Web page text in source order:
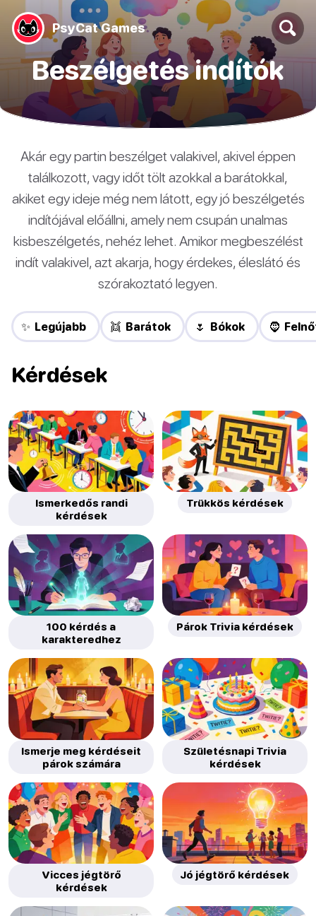
PsyCat Games
Beszélgetés indítók
Akár egy partin beszélget valakivel, akivel éppen
találkozott, vagy időt tölt azokkal a barátokkal,
akiket egy ideje még nem látott, egy jó beszélgetés
indítójával előállni, amely nem csupán unalmas
kisbeszélgetés, nehéz lehet. Amikor megbeszélést
indít valakivel, azt akarja, hogy érdekes, éleslátó és
szórakoztató legyen.
✨ Legújabb 👯 Barátok 🌷 Bókok 🧔
Kérdések
Ismerkedős randi
kérdések
Trükkös kérdések
100 kérdés a
karakteredhez
Párok Trivia kérdések
Ismerje meg kérdéseit
párok számára
Születésnapi Trivia
kérdések
Vicces jégtörő
kérdések
Jó jégtörő kérdések